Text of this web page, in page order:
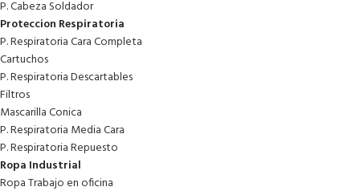
P. Cabeza Soldador
Proteccion Respiratoria
P. Respiratoria Cara Completa
Cartuchos
P. Respiratoria Descartables
Filtros
Mascarilla Conica
P. Respiratoria Media Cara
P. Respiratoria Repuesto
Ropa Industrial
Ropa Trabajo en oficina